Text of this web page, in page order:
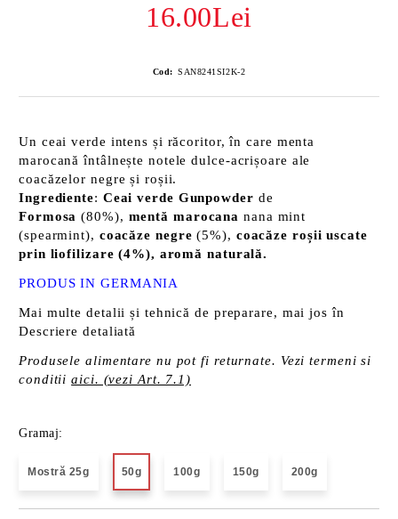
16.00Lei
Cod: SAN8241SI2K-2
Un ceai verde intens și răcoritor, în care menta
marocană întâlnește notele dulce-acrișoare ale
coacăzelor negre și roșii.
Ingrediente: Ceai verde Gunpowder de
Formosa(80%), mentă marocana nana mint
(spearmint), coacăze negre (5%), coacăze roșii uscate
prin liofilizare (4%), aromă naturală.
PRODUS IN GERMANIA
Mai multe detalii și tehnică de preparare, mai jos în
Descriere detaliată
Produsele alimentare nu pot fi returnate. Vezi termeni si
conditiiaici. (vezi Art. 7.1)
Gramaj:
Mostră 25g 50g 100g 150g 200g